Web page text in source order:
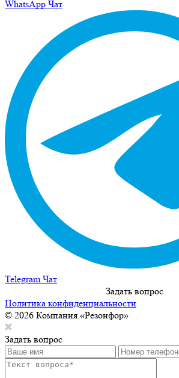
WhatsApp Чат
Telegram Чат
Задать вопрос
Политика конфиденциальности
© 2026 Компания «Резонфор»
Задать вопрос